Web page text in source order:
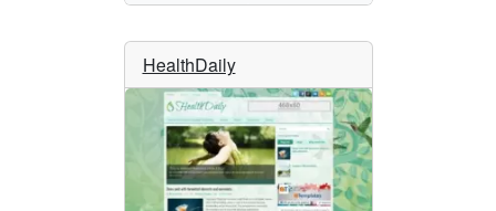
HealthDaily